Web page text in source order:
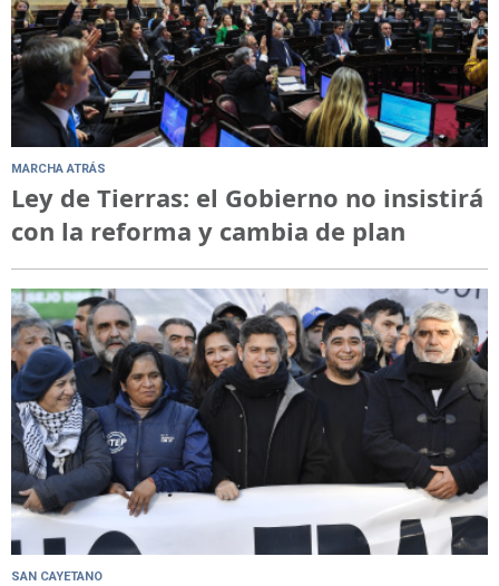
MARCHA ATRÁS
Ley de Tierras: el Gobierno no insistirá
con la reforma y cambia de plan
SAN CAYETANO